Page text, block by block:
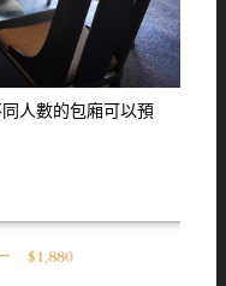
人數的包廂可以預